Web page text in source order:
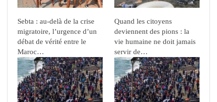
Sebta : au-delà de la crise
migratoire, l’urgence d’un
débat de vérité entre le
Maroc…
Quand les citoyens
deviennent des pions : la
vie humaine ne doit jamais
servir de…